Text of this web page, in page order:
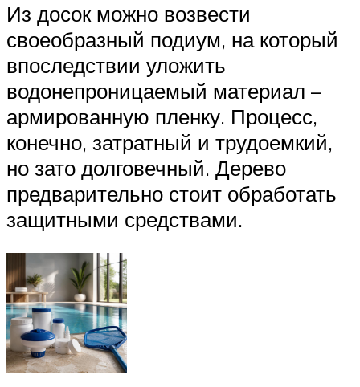
Из досок можно возвести
своеобразный подиум, на который
впоследствии уложить
водонепроницаемый материал –
армированную пленку. Процесс,
конечно, затратный и трудоемкий,
но зато долговечный. Дерево
предварительно стоит обработать
защитными средствами.